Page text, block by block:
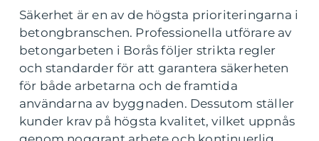
Säkerhet är en av de högsta prioriteringarna i
betongbranschen. Professionella utförare av
betongarbeten i Borås följer strikta regler
och standarder för att garantera säkerheten
för både arbetarna och de framtida
användarna av byggnaden. Dessutom ställer
kunder krav på högsta kvalitet, vilket uppnås